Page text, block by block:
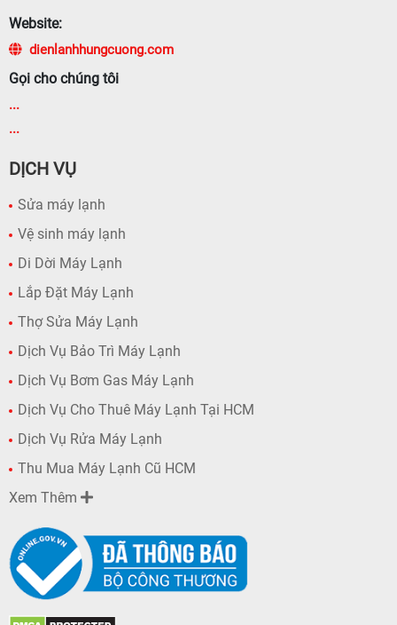
Website:
dienlanhhungcuong.com
Gọi cho chúng tôi
...
...
DỊCH VỤ
Sửa máy lạnh
Vệ sinh máy lạnh
Di Dời Máy Lạnh
Lắp Đặt Máy Lạnh
Thợ Sửa Máy Lạnh
Dịch Vụ Bảo Trì Máy Lạnh
Dịch Vụ Bơm Gas Máy Lạnh
Dịch Vụ Cho Thuê Máy Lạnh Tại HCM
Dịch Vụ Rửa Máy Lạnh
Thu Mua Máy Lạnh Cũ HCM
Xem Thêm